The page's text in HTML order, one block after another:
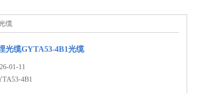
缆
光缆GYTA53-4B1光缆
01-11
4B1